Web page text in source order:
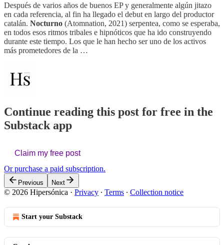
Después de varios años de buenos EP y generalmente algún jitazo
en cada referencia, al fin ha llegado el debut en largo del productor
catalán. Nocturno (Atomnation, 2021) serpentea, como se esperaba,
en todos esos ritmos tribales e hipnóticos que ha ido construyendo
durante este tiempo. Los que le han hecho ser uno de los activos
más prometedores de la …
Continue reading this post for free in the
Substack app
Claim my free post
Or purchase a paid subscription.
Previous Next
© 2026 Hipersónica · Privacy ∙ Terms ∙ Collection notice
Start your Substack